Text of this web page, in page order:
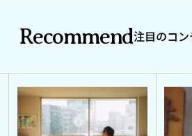
Recommend注目のコ